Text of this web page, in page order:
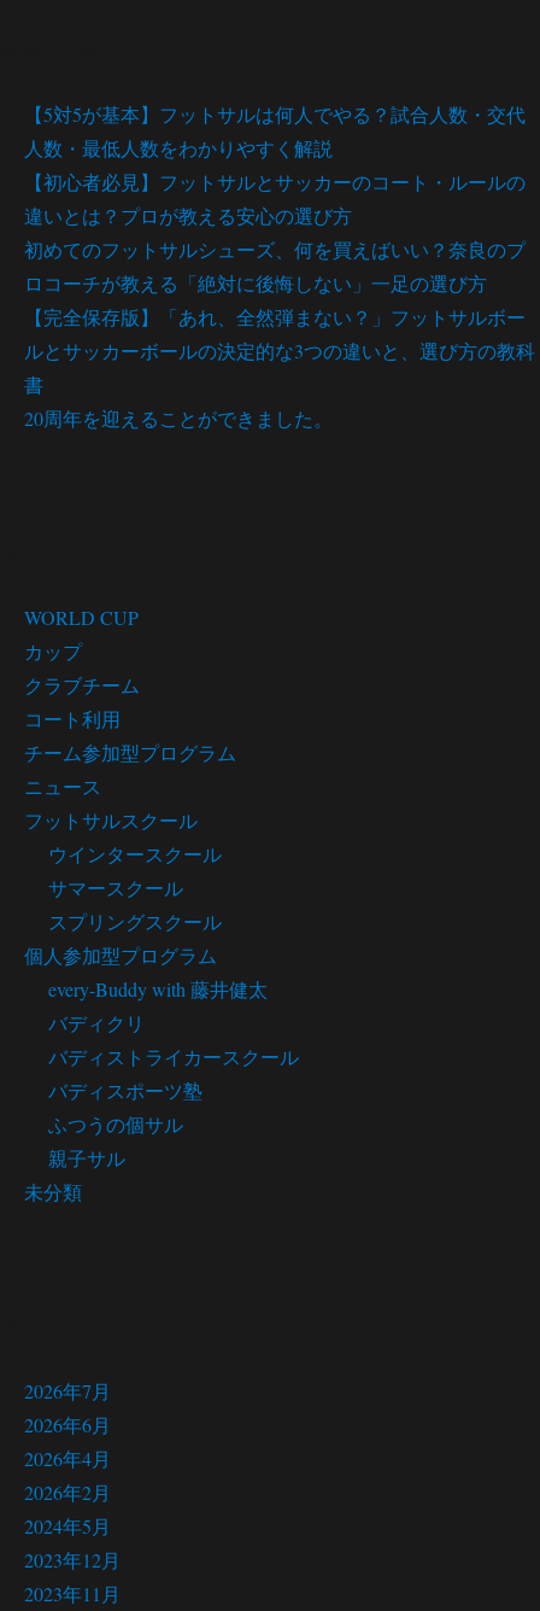
【5対5が基本】フットサルは何人でやる？試合人数・交代
人数・最低人数をわかりやすく解説
【初心者必見】フットサルとサッカーのコート・ルールの
違いとは？プロが教える安心の選び方
初めてのフットサルシューズ、何を買えばいい？奈良のプ
ロコーチが教える「絶対に後悔しない」一足の選び方
【完全保存版】「あれ、全然弾まない？」フットサルボー
ルとサッカーボールの決定的な3つの違いと、選び方の教科
書
20周年を迎えることができました。
WORLD CUP
カップ
クラブチーム
コート利用
チーム参加型プログラム
ニュース
フットサルスクール
ウインタースクール
サマースクール
スプリングスクール
個人参加型プログラム
every-Buddy with 藤井健太
バディクリ
バディストライカースクール
バディスポーツ塾
ふつうの個サル
親子サル
未分類
2026年7月
2026年6月
2026年4月
2026年2月
2024年5月
2023年12月
2023年11月